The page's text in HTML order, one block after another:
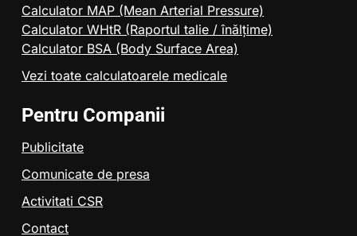
Calculator MAP (Mean Arterial Pressure)
Calculator WHtR (Raportul talie / înălțime)
Calculator BSA (Body Surface Area)
Vezi toate calculatoarele medicale
Pentru Companii
Publicitate
Comunicate de presa
Activitati CSR
Contact